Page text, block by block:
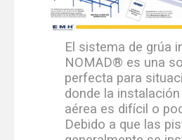
El sistema de grúa
NOMAD® es una
perfecta para
donde la
aérea es difícil o
Debido a que las